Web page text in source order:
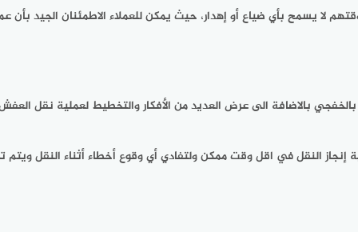
لا يسمح بأي ضياع أو إهدار، حيث يمكن للعملاء الاطمئنان الجيد
بالاضافة الى عرض العديد من الأفكار والتخطيط لعملية نقل العفش
النقل في اقل وقت ممكن ولتفادي أي وقوع أخطاء أثناء النقل